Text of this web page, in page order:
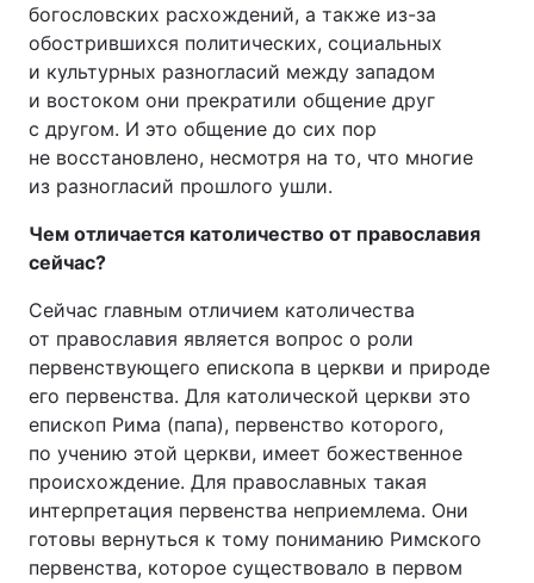
богословских расхождений, а также из-за
обострившихся политических, социальных
и культурных разногласий между западом
и востоком они прекратили общение друг
с другом. И это общение до сих пор
не восстановлено, несмотря на то, что многие
из разногласий прошлого ушли.
Чем отличается католичество от православия
сейчас?
Сейчас главным отличием католичества
от православия является вопрос о роли
первенствующего епископа в церкви и природе
его первенства. Для католической церкви это
епископ Рима (папа), первенство которого,
по учению этой церкви, имеет божественное
происхождение. Для православных такая
интерпретация первенства неприемлема. Они
готовы вернуться к тому пониманию Римского
первенства, которое существовало в первом